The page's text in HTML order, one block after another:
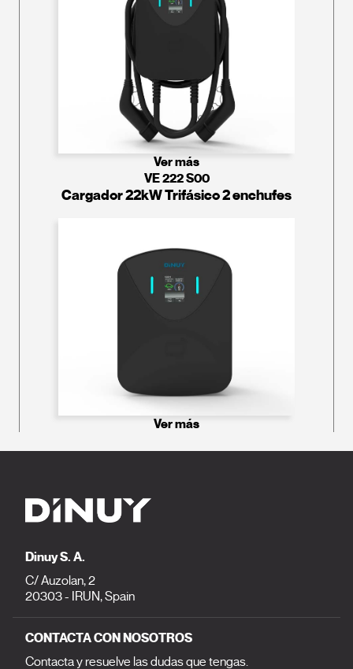
Ver más
VE 222 S00
Cargador 22kW Trifásico 2 enchufes
Ver más
Dinuy S. A.
C/ Auzolan, 2
20303 - IRUN, Spain
CONTACTA CON NOSOTROS
Contacta y resuelve las dudas que tengas.